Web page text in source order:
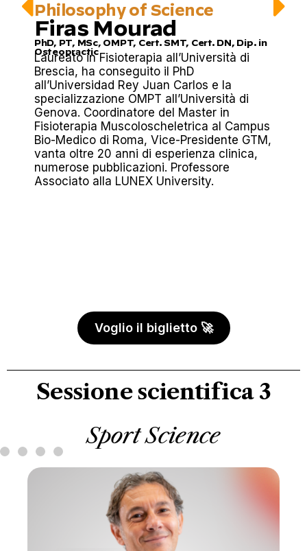
Philosophy of Science
Firas Mourad
PhD, PT, MSc, OMPT, Cert. SMT, Cert. DN, Dip. in
Osteopractic
Laureato in Fisioterapia all’Università di
Brescia, ha conseguito il PhD
all’Universidad Rey Juan Carlos e la
specializzazione OMPT all’Università di
Genova. Coordinatore del Master in
Fisioterapia Muscoloscheletrica al Campus
Bio-Medico di Roma, Vice-Presidente GTM,
vanta oltre 20 anni di esperienza clinica,
numerose pubblicazioni. Professore
Associato alla LUNEX University.
Voglio il biglietto 🚀
Sessione scientifica 3
Sport Science